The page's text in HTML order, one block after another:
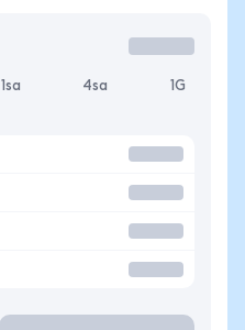
1sa 4sa 1G